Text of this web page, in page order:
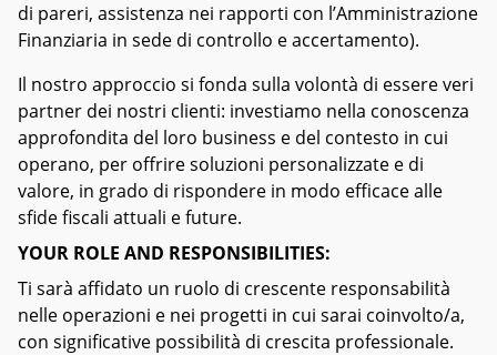
di pareri, assistenza nei rapporti con l’Amministrazione
Finanziaria in sede di controllo e accertamento).
Il nostro approccio si fonda sulla volontà di essere veri
partner dei nostri clienti: investiamo nella conoscenza
approfondita del loro business e del contesto in cui
operano, per offrire soluzioni personalizzate e di
valore, in grado di rispondere in modo efficace alle
sfide fiscali attuali e future.
YOUR ROLE AND RESPONSIBILITIES:
Ti sarà affidato un ruolo di crescente responsabilità
nelle operazioni e nei progetti in cui sarai coinvolto/a,
con significative possibilità di crescita professionale.